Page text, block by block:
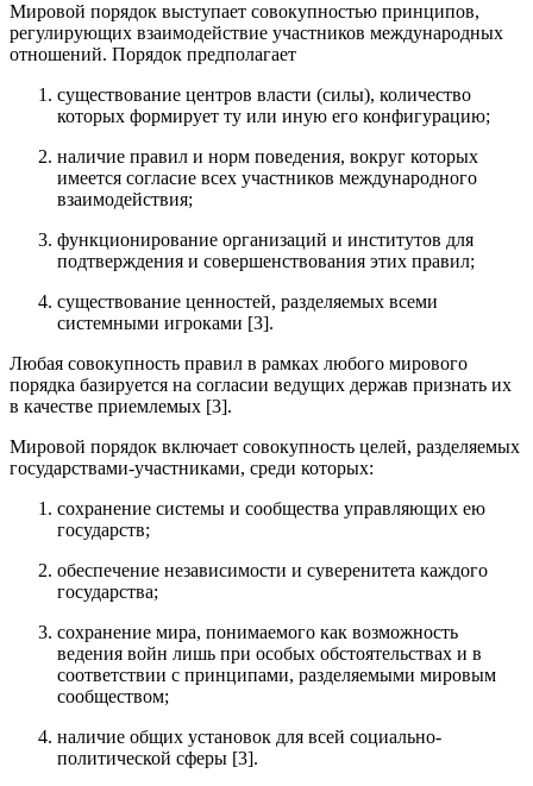
Мировой порядок выступает совокупностью принципов,
регулирующих взаимодействие участников международных
отношений. Порядок предполагает
существование центров власти (силы), количество
которых формирует ту или иную его конфигурацию;
наличие правил и норм поведения, вокруг которых
имеется согласие всех участников международного
взаимодействия;
функционирование организаций и институтов для
подтверждения и совершенствования этих правил;
существование ценностей, разделяемых всеми
системными игроками [3].
Любая совокупность правил в рамках любого мирового
порядка базируется на согласии ведущих держав признать их
в качестве приемлемых [3].
Мировой порядок включает совокупность целей, разделяемых
государствами-участниками, среди которых:
сохранение системы и сообщества управляющих ею
государств;
обеспечение независимости и суверенитета каждого
государства;
сохранение мира, понимаемого как возможность
ведения войн лишь при особых обстоятельствах и в
соответствии с принципами, разделяемыми мировым
сообществом;
наличие общих установок для всей социально-
политической сферы [3].